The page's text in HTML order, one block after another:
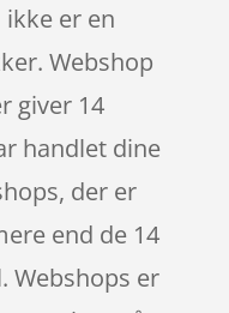
er en
Webshop
giver 14
handlet dine
der er
end de 14
Webshops er